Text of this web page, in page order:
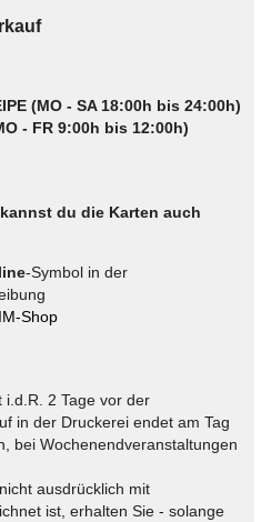
(MO - SA 18:00h bis 24:00h)
- FR 9:00h bis 12:00h)
du die Karten auch
-Symbol in der
Shop
i.d.R. 2 Tage vor der
in der Druckerei endet am Tag
bei Wochenendveranstaltungen
ausdrücklich mit
ist, erhalten Sie - solange